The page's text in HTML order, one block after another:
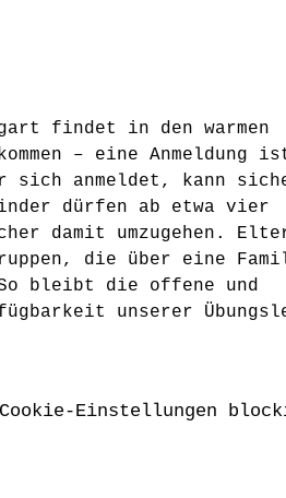
findet in den warmen
– eine Anmeldung
sich anmeldet, kann
dürfen ab etwa vier
damit umzugehen.
die über eine
bleibt die offene und
unserer
Einstellungen